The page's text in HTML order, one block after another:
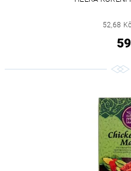
52,68